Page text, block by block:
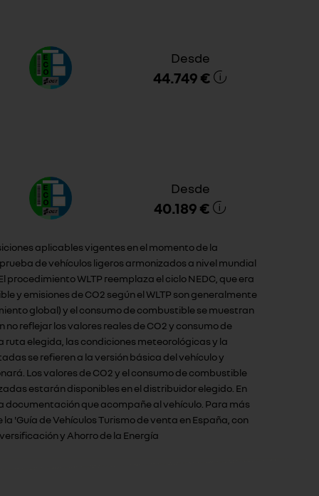
Desde
44.749 €
Desde
40.189 €
aplicables vigentes en el momento de la
de vehículos ligeros armonizados a nivel mundial
procedimiento WLTP reemplaza el ciclo NEDC, que era
y emisiones de CO2 según el WLTP son generalmente
global) y el consumo de combustible se muestran
reflejar los valores reales de CO2 y consumo de
ruta elegida, las condiciones meteorológicas y la
se refieren a la versión básica del vehículo y
Los valores de CO2 y el consumo de combustible
estarán disponibles en el distribuidor elegido. En
documentación que acompañe al vehículo. Para más
'Guía de Vehículos Turismo de venta en España, con
y Ahorro de la Energía